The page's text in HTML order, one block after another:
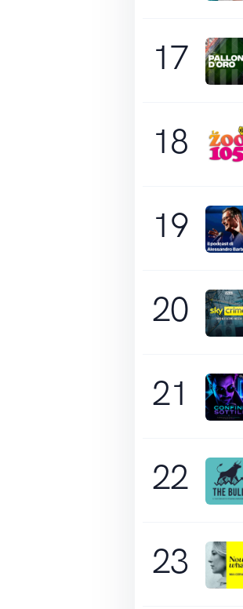
17
18
19
20
21
22
23